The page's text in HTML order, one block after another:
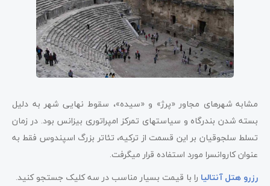
مشابه شهرهای مجاور «پرژ» و «سیده»، سقوط نهایی شهر به دلیل
بسته شدن بندرگاه و سیاست­های تمرکز امپراتوری بیزانس بود. در زمان
تسلط سلجوقیان بر این قسمت از ترکیه، تئاتر بزرگ اسپندوس فقط به
عنوان کاروانسرا مورد استفاده قرار می­گرفت.
رزرو هتل آنتالیا را با قیمت بسیار مناسب در سه کلیک جستجو کنید.